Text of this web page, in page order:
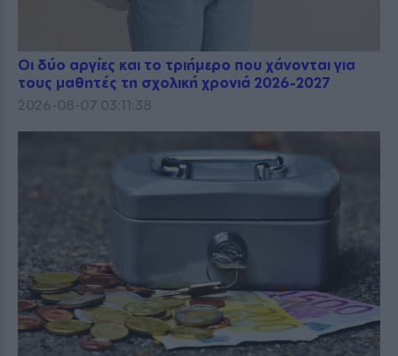
Οι δύο αργίες και το τριήμερο που χάνονται για
τους μαθητές τη σχολική χρονιά 2026-2027
2026-08-07 03:11:38